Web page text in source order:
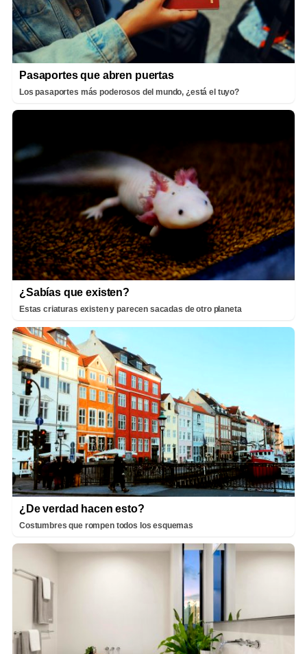
Pasaportes que abren puertas
Los pasaportes más poderosos del mundo, ¿está el tuyo?
¿Sabías que existen?
Estas criaturas existen y parecen sacadas de otro planeta
¿De verdad hacen esto?
Costumbres que rompen todos los esquemas